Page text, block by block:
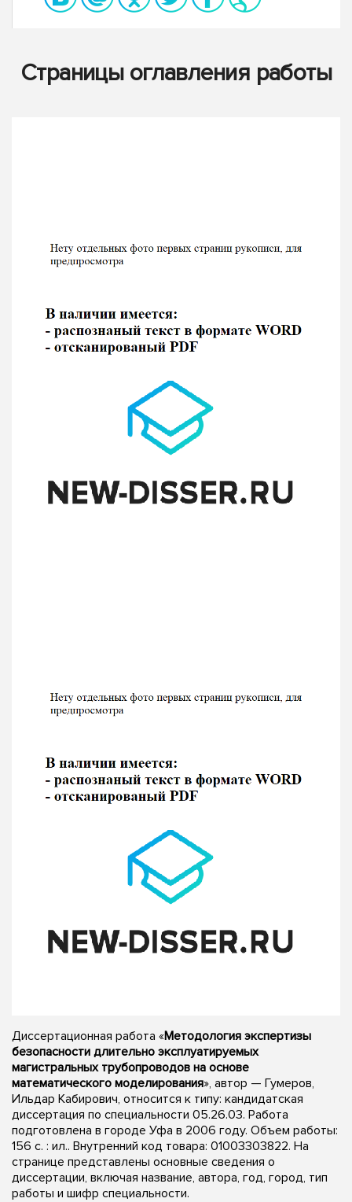
Страницы оглавления работы
Диссертационная работа «Методология экспертизы
безопасности длительно эксплуатируемых
магистральных трубопроводов на основе
математического моделирования», автор — Гумеров,
Ильдар Кабирович, относится к типу: кандидатская
диссертация по специальности 05.26.03. Работа
подготовлена в городе Уфа в 2006 году. Объем работы:
156 с. : ил.. Внутренний код товара: 01003303822. На
странице представлены основные сведения о
диссертации, включая название, автора, год, город, тип
работы и шифр специальности.